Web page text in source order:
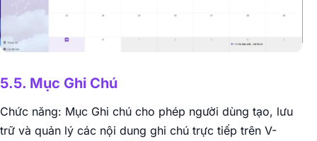
5.5. Mục Ghi Chú
Chức năng: Mục Ghi chú cho phép người dùng tạo, lưu
trữ và quản lý các nội dung ghi chú trực tiếp trên V-